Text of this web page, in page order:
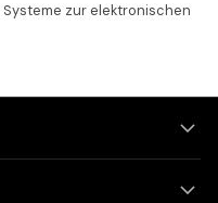
Systeme zur elektronischen